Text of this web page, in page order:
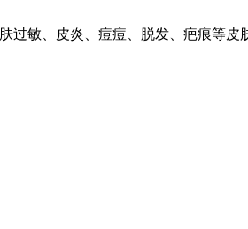
过敏、皮炎、痘痘、脱发、疤痕等